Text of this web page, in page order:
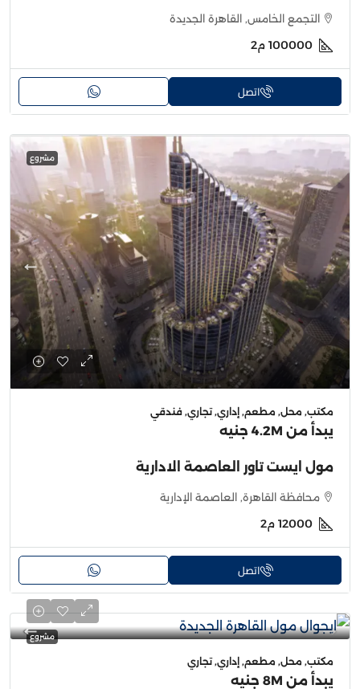
التجمع الخامس, القاهرة الجديدة
100000 م2
اتصل
مشروع
مكتب, محل, مطعم, إداري, تجاري, فندقي
يبدأ من 4.2M جنيه
مول ايست تاور العاصمة الادارية
محافظة القاهرة, العاصمة الإدارية
12000 م2
اتصل
مشروع
مكتب, محل, مطعم, إداري, تجاري
يبدأ من 8M جنيه